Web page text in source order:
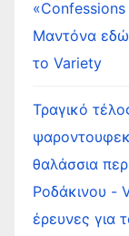
Μαντόνα εδώ
το Variety
Τραγικό
θαλάσσια
Ροδάκινου -
έρευνες για